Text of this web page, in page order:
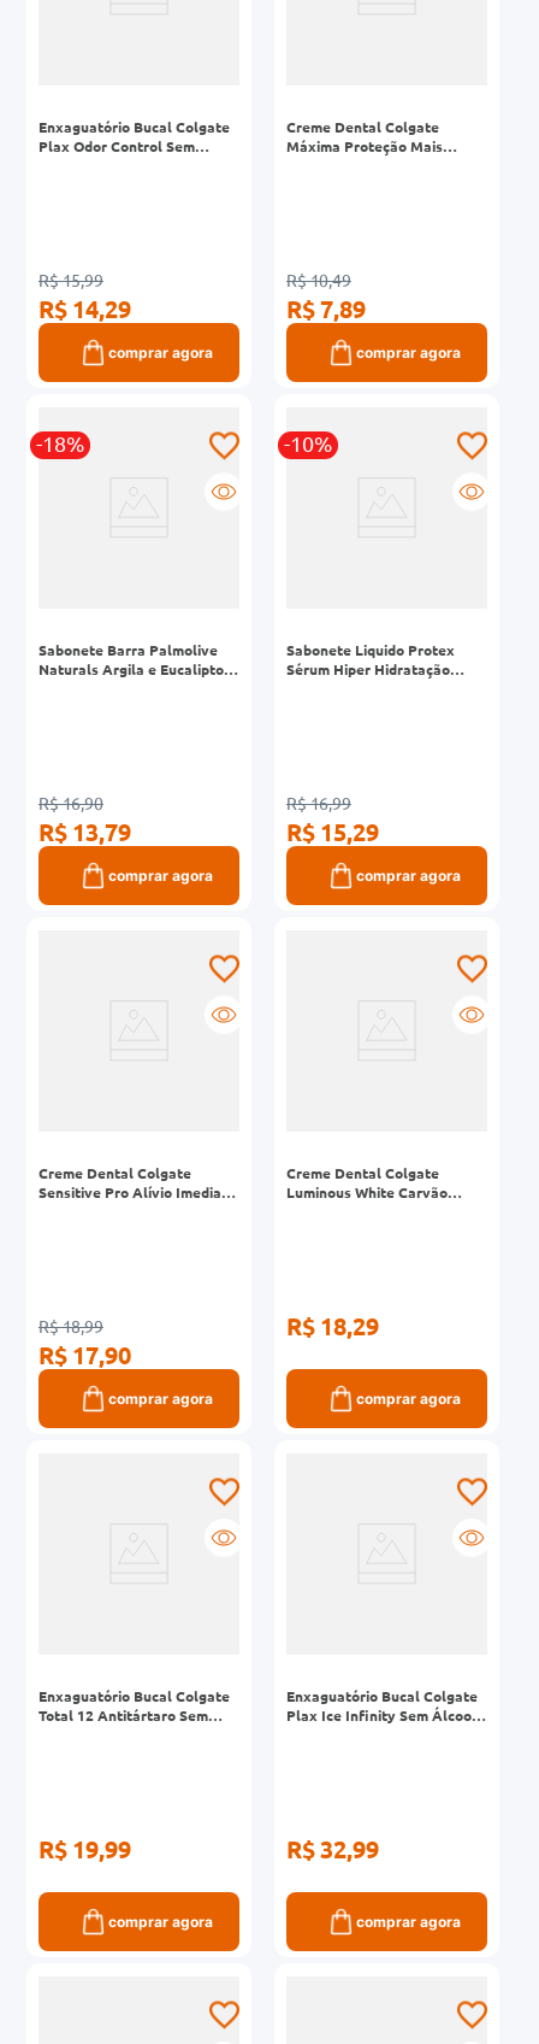
Enxaguatório Bucal Colgate
Plax Odor Control Sem
R$ 15,99
R$ 14,29
comprar agora
Creme Dental Colgate
Máxima Proteção Mais
R$ 10,49
R$ 7,89
comprar agora
-18%
Sabonete Barra Palmolive
Naturals Argila e Eucalipto
R$ 16,90
R$ 13,79
comprar agora
-10%
Sabonete Liquido Protex
Sérum Hiper Hidratação
R$ 16,99
R$ 15,29
comprar agora
Creme Dental Colgate
Sensitive Pro Alívio Imediato
R$ 18,99
R$ 17,90
comprar agora
Creme Dental Colgate
Luminous White Carvão
R$ 18,29
comprar agora
Enxaguatório Bucal Colgate
Total 12 Antitártaro Sem
R$ 19,99
comprar agora
Enxaguatório Bucal Colgate
Plax Ice Infinity Sem Álcool
R$ 32,99
comprar agora